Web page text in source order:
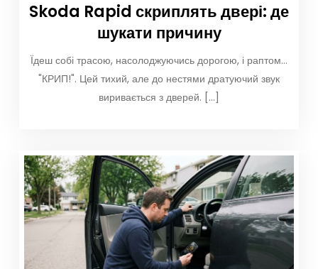
Skoda Rapid скриплять двері: де
шукати причину
Їдеш собі трасою, насолоджуючись дорогою, і раптом…
"КРИП!". Цей тихий, але до нестями дратуючий звук
виривається з дверей. […]